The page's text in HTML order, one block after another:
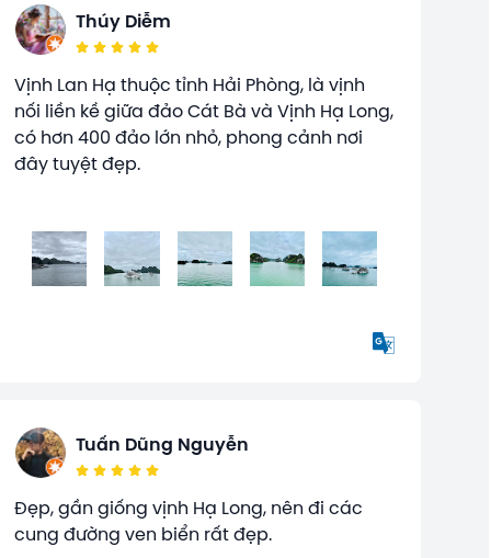
Thúy Diễm
Vịnh Lan Hạ thuộc tỉnh Hải Phòng, là vịnh
nối liền kề giữa đảo Cát Bà và Vịnh Hạ Long,
có hơn 400 đảo lớn nhỏ, phong cảnh nơi
đây tuyệt đẹp.
Tuấn Dũng Nguyễn
Đẹp, gần giống vịnh Hạ Long, nên đi các
cung đường ven biển rất đẹp.